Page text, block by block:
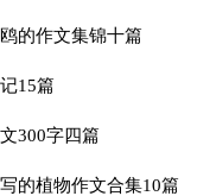
鸥的作文集锦十篇
15篇
300字四篇
写的植物作文合集10篇